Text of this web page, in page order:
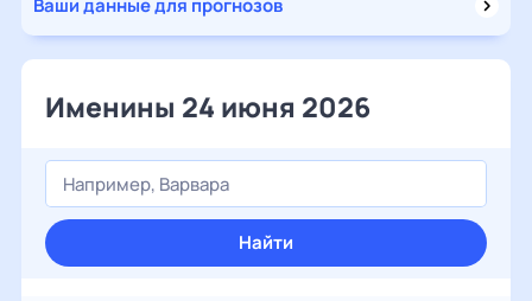
Ваши данные для прогнозов
Именины 24 июня 2026
Найти